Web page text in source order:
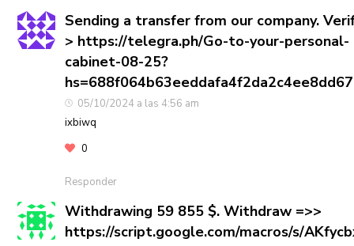
Sending a transfer from our company.
> https://telegra.ph/Go-to-your-personal-
cabinet-08-25?
05/10/2024 a las 4:56 am
ixbiwq
0
Responder
Withdrawing 59 855 $. Withdrаw =>>
https://script.google.com/macros/s/